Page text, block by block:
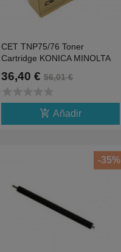
CET TNP75/76 Toner
Cartridge KONICA MINOLTA
ACF0032
36,40 € 56,01 €
add_shopping_cart Añadir
-35%